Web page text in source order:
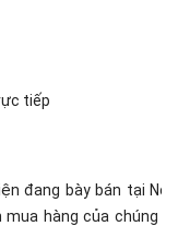
tiếp
đang bày bán tại
hàng của chúng